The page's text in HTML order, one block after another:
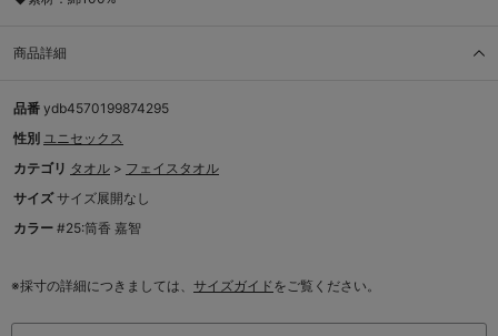
商品詳細
品番 ydb4570199874295
性別 ユニセックス
カテゴリ タオル > フェイスタオル
サイズ サイズ展開なし
カラー #25:筒香 嘉智
※採寸の詳細につきましては、 サイズガイドをご覧ください。